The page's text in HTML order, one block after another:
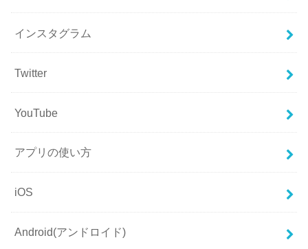
インスタグラム
Twitter
YouTube
アプリの使い方
iOS
Android(アンドロイド)